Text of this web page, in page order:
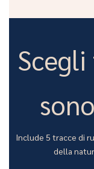
Include 5 tracce di
della